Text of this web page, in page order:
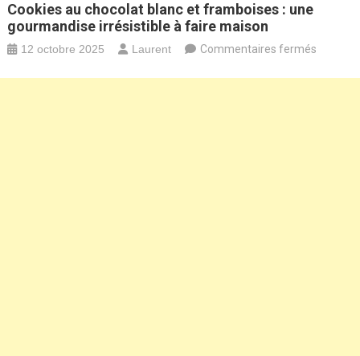
Cookies au chocolat blanc et framboises : une
gourmandise irrésistible à faire maison
12 octobre 2025 Laurent Commentaires ferméssur